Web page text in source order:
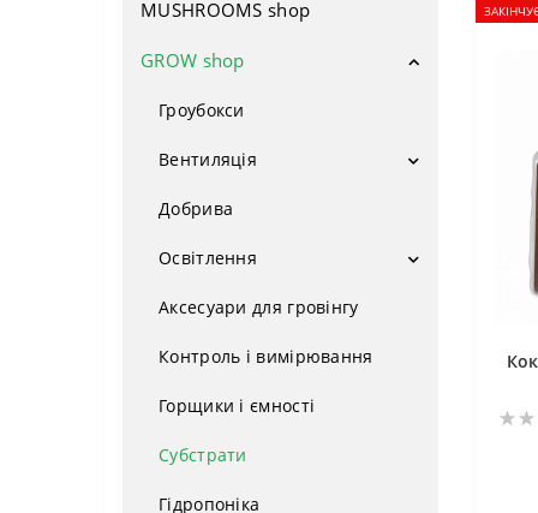
Насіння поштучно
Авто фем
Фемінізовані
Сатіва
ОПТОМ
Індика
Потужні сорти
Врожайні сорти
Для новачків
Низькорослі сорти
Медичні сорти
MUSHROOMS shop
GROW shop
Гроубокси
Вентиляція
Вентилятори
Фільтри
Добрива
Освітлення
LED Лампи
Натрієві лампи
Компоненти ДНаТ
Відбивачі
Аксесуари для гровінгу
Контроль і вимірювання
Горщики і ємності
Субстрати
Гідропоніка